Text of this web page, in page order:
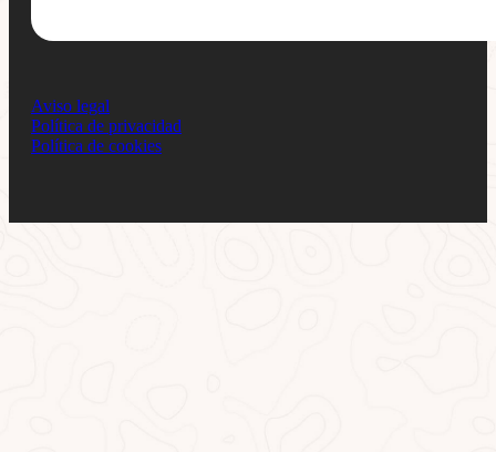
Aviso legal
Política de privacidad
Política de cookies